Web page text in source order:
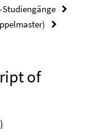
Studiengänge
of